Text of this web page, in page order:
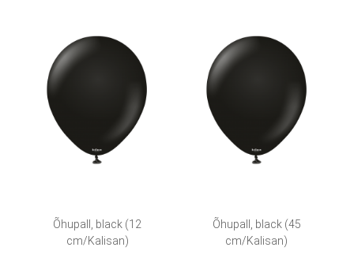
Õhupall, black (12
cm/Kalisan)
Õhupall, black (45
cm/Kalisan)